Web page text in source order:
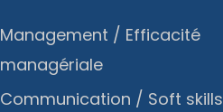
Management / Efficacité
managériale
Communication / Soft skills